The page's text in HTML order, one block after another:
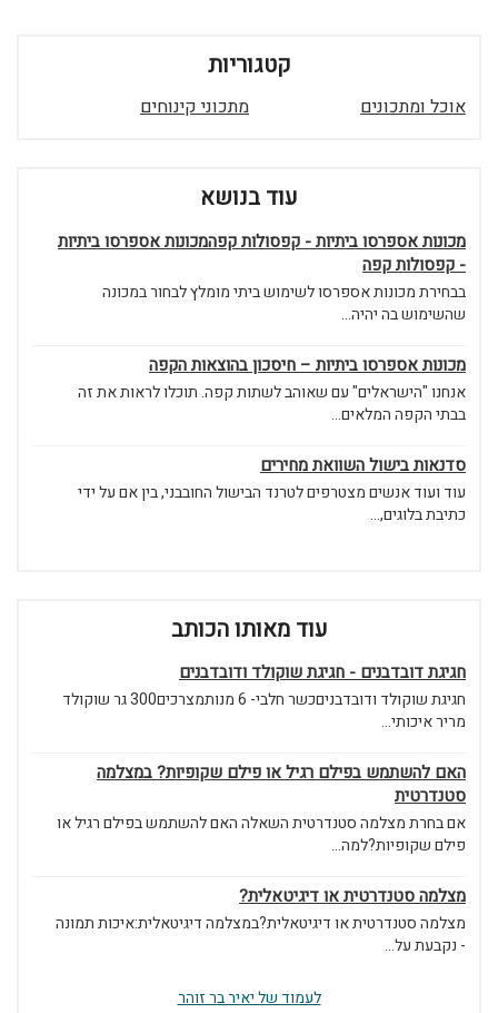
קטגוריות
אוכל ומתכונים מתכוני קינוחים
עוד בנושא
מכונות אספרסו ביתיות - קפסולות קפהמכונות אספרסו ביתיות
- קפסולות קפה
בבחירת מכונות אספרסו לשימוש ביתי מומלץ לבחור במכונה
שהשימוש בה יהיה...
מכונות אספרסו ביתיות – חיסכון בהוצאות הקפה
אנחנו "הישראלים" עם שאוהב לשתות קפה. תוכלו לראות את זה
בבתי הקפה המלאים...
סדנאות בישול השוואת מחירים
עוד ועוד אנשים מצטרפים לטרנד הבישול החובבני, בין אם על ידי
כתיבת בלוגים,...
עוד מאותו הכותב
חגיגת דובדבנים - חגיגת שוקולד ודובדבנים
חגיגת שוקולד ודובדבניםכשר חלבי- 6 מנותמצרכים300 גר שוקולד
מריר איכותי...
האם להשתמש בפילם רגיל או פילם שקופיות? במצלמה
סטנדרטית
אם בחרת מצלמה סטנדרטית השאלה האם להשתמש בפילם רגיל או
פילם שקופיות?למה...
מצלמה סטנדרטית או דיגיטאלית?
מצלמה סטנדרטית או דיגיטאלית?במצלמה דיגיטאלית:איכות תמונה
- נקבעת על...
לעמוד של יאיר בר זוהר